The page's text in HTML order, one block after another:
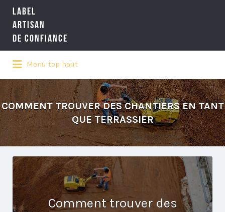
LABEL
ARTISAN
DE CONFIANCE
LA RÉFÉRENCE QUALITÉ NATIONALE
DE L'ARTISANAT
Rechercher:
Menu top haut
COMMENT TROUVER DES CHANTIERS EN TANT
QUE TERRASSIER
Comment trouver des